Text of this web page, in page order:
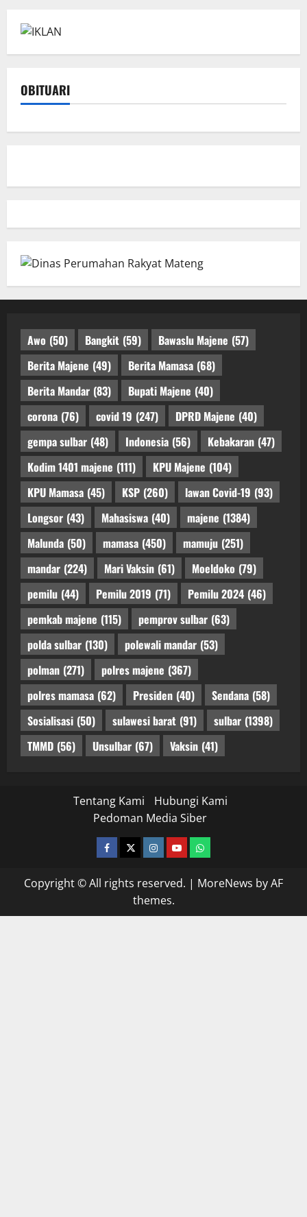
OBITUARI
Awo (50) Bangkit (59) Bawaslu Majene (57)
Berita Majene (49) Berita Mamasa (68)
Berita Mandar (83) Bupati Majene (40)
corona (76) covid 19 (247) DPRD Majene (40)
gempa sulbar (48) Indonesia (56) Kebakaran (47)
Kodim 1401 majene (111) KPU Majene (104)
KPU Mamasa (45) KSP (260) lawan Covid-19 (93)
Longsor (43) Mahasiswa (40) majene (1384)
Malunda (50) mamasa (450) mamuju (251)
mandar (224) Mari Vaksin (61) Moeldoko (79)
pemilu (44) Pemilu 2019 (71) Pemilu 2024 (46)
pemkab majene (115) pemprov sulbar (63)
polda sulbar (130) polewali mandar (53)
polman (271) polres majene (367)
polres mamasa (62) Presiden (40) Sendana (58)
Sosialisasi (50) sulawesi barat (91) sulbar (1398)
TMMD (56) Unsulbar (67) Vaksin (41)
Tentang Kami
Hubungi Kami
Pedoman Media Siber
facebooktwitterinstagram.com
youtubewhatsapp
Copyright © All rights reserved. | MoreNews by AF
themes.